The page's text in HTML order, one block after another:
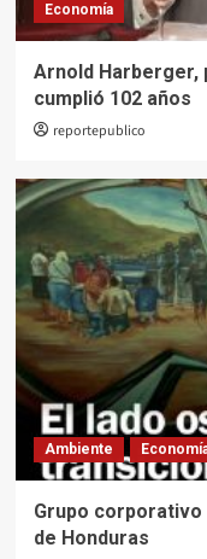
Economía
Arnold Harberger,
cumplió 102 años
reportepublico
Ambiente
Grupo corporativo
de Honduras